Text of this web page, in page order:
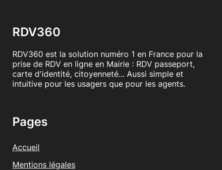
RDV360
RDV360 est la solution numéro 1 en France pour la
prise de RDV en ligne en Mairie : RDV passeport,
carte d'identité, citoyenneté... Aussi simple et
intuitive pour les usagers que pour les agents.
Pages
Accueil
Mentions légales